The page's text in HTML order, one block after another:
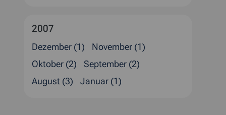
2007
Dezember (1)
November (1)
Oktober (2)
September (2)
August (3)
Januar (1)